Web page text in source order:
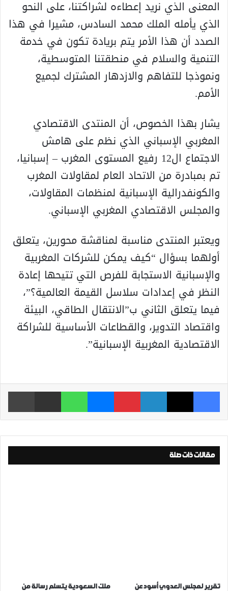
المعنى الذي نريد إعطاءه لشراكتنا، على النحو
الذي يأمله الملك محمد السادس، مشيرا في هذا
الصدد أن هذا الأمر يتم بريادة تكون في خدمة
التنمية والسلام في منطقتنا المتوسطية،
ونموذجا للتفاهم والازدهار المشترك لجميع
الأمم.
يشار بهذا الخصوص، أن المنتدى الاقتصادي
المغربي الإسباني الذي نظم على هامش
الاجتماع ال12 رفيع المستوى المغرب – إسبانيا،
تم بمبادرة من الاتحاد العام لمقاولات المغرب
والكونفدرالية الإسبانية لمنظمات المقاولات،
والمجلس الاقتصادي المغربي الإسباني.
ويعتبر المنتدى مناسبة لمناقشة محورين، يتعلق
أولهما بسؤال “كيف يمكن للشركات المغربية
والإسبانية الاستجابة للفرص التي تتيحها إعادة
النظر في إعدادات سلاسل القيمة العالمية؟”،
فيما يتعلق الثاني ب”الانتقال الطاقي، البيئة
واقتصاد التدوير، والقطاعات الأساسية للشراكة
الاقتصادية المغربية الإسبانية”.
فيسبوك ‫X لينكدإن بينتيريست ماسنجر واتساب مشاركة عبر البريد
مقالات ذات صلة
تقرير لمجلس العدوي أسود عن
ملك السعودية يتسلم رسالة من